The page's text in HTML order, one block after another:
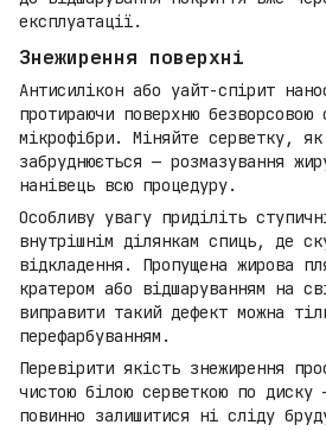
експлуатації.
Знежирення поверхні
Антисилікон або уайт-спірит
протираючи поверхню безворсовою
мікрофібри. Міняйте серветку,
забруднюється — розмазування
нанівець всю процедуру.
Особливу увагу приділіть
внутрішнім ділянкам спиць, де
відкладення. Пропущена жирова
кратером або відшаруванням на
виправити такий дефект можна
перефарбуванням.
Перевірити якість знежирення
чистою білою серветкою по диску
повинно залишитися ні сліду